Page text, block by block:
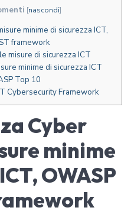
[nascondi]
minime di sicurezza ICT,
framework
misure di sicurezza ICT
minime di sicurezza ICT
Top 10
Cybersecurity Framework
Cyber
minime
OWASP